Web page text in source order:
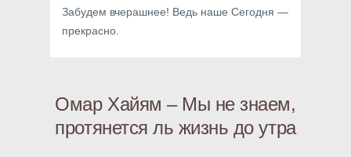
Забудем вчерашнее! Ведь наше Сегодня —
прекрасно.
Омар Хайям – Мы не знаем,
протянется ль жизнь до утра